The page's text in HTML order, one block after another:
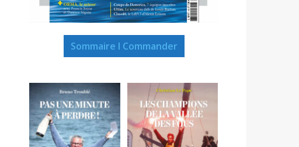
Sommaire I Commander